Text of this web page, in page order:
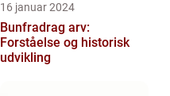
16 januar 2024
Bunfradrag arv:
Forståelse og historisk
udvikling